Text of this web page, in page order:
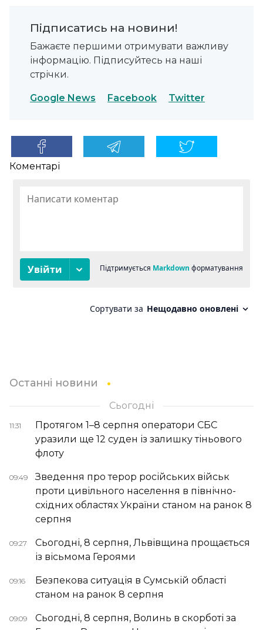
Підписатись на новини!
Бажаєте першими отримувати важливу
інформацію. Підписуйтесь на наші
стрічки.
Google News Facebook Twitter
Коментарі
Останні новини
Сьогодні
11:31
Протягом 1–8 серпня оператори СБС
уразили ще 12 суден із залишку тіньового
флоту
09:49
Зведення про терор російських військ
проти цивільного населення в північно-
східних областях України станом на ранок 8
серпня
09:27
Сьогодні, 8 серпня, Львівщина прощається
із вісьмома Героями
09:16
Безпекова ситуація в Сумській області
станом на ранок 8 серпня
09:09
Сьогодні, 8 серпня, Волинь в скорботі за